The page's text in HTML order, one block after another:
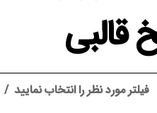
قالبی
فیلتر مورد نظر را انتخاب نمایید